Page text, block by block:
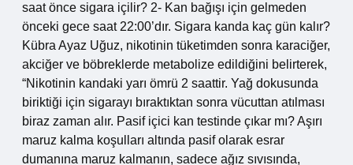
saat önce sigara içilir? 2- Kan bağışı için gelmeden
önceki gece saat 22:00’dır. Sigara kanda kaç gün kalır?
Kübra Ayaz Uğuz, nikotinin tüketimden sonra karaciğer,
akciğer ve böbreklerde metabolize edildiğini belirterek,
“Nikotinin kandaki yarı ömrü 2 saattir. Yağ dokusunda
biriktiği için sigarayı bıraktıktan sonra vücuttan atılması
biraz zaman alır. Pasif içici kan testinde çıkar mı? Aşırı
maruz kalma koşulları altında pasif olarak esrar
dumanına maruz kalmanın, sadece ağız sıvısında,